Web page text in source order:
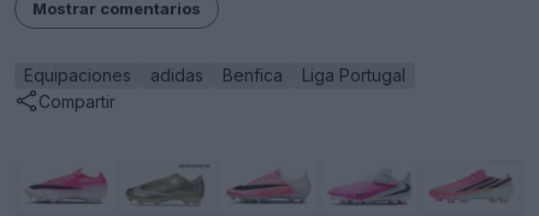
Mostrar comentarios
Equipaciones adidas Benfica
Liga Portugal
Compartir